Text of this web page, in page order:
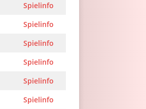
Spielinfo
Spielinfo
Spielinfo
Spielinfo
Spielinfo
Spielinfo